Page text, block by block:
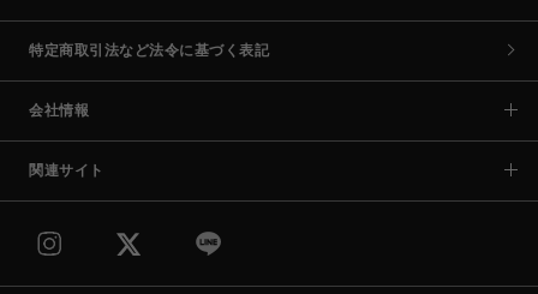
特定商取引法など法令に基づく表記
会社情報
関連サイト